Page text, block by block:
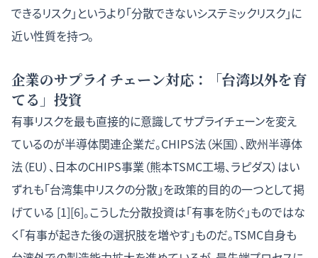
できるリスク」というより「分散できないシステミックリスク」に
近い性質を持つ。
企業のサプライチェーン対応：「台湾以外を育
てる」投資
有事リスクを最も直接的に意識してサプライチェーンを変え
ているのが半導体関連企業だ。CHIPS法（米国）、欧州半導体
法（EU）、日本のCHIPS事業（熊本TSMC工場、ラピダス）はい
ずれも「台湾集中リスクの分散」を政策的目的の一つとして掲
げている [1][6]。こうした分散投資は「有事を防ぐ」ものではな
く「有事が起きた後の選択肢を増やす」ものだ。TSMC自身も